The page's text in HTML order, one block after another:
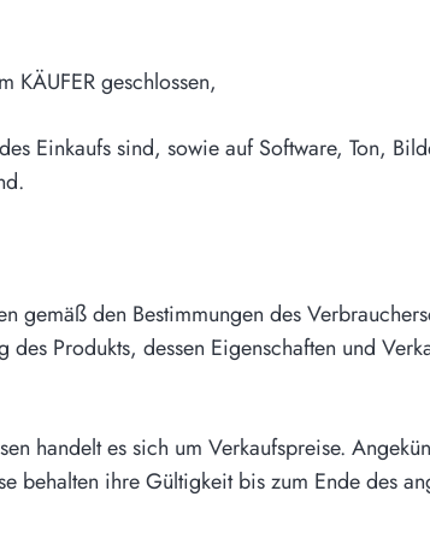
KÄUFER geschlossen,
Einkaufs sind, sowie auf Software, Ton,
gemäß den Bestimmungen des
Produkts, dessen Eigenschaften und
handelt es sich um Verkaufspreise.
behalten ihre Gültigkeit bis zum Ende des